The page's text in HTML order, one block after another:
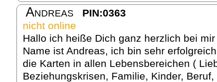
Andreas
PIN:0363
nicht online
Hallo ich heiße Dich ganz herzlich bei
Name ist Andreas, ich bin sehr
die Karten in allen Lebensbereichen (
Beziehungskrisen, Familie, Kinder,